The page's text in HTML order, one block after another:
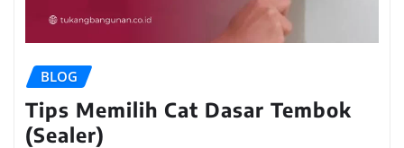
BLOG
Tips Memilih Cat Dasar Tembok
(Sealer)